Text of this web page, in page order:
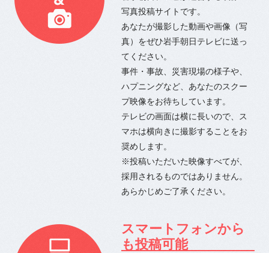
写真投稿サイトです。
あなたが撮影した動画や画像（写
真）をぜひ岩手朝日テレビに送っ
てください。
事件・事故、災害現場の様子や、
ハプニングなど、あなたのスクー
プ映像をお待ちしています。
テレビの画面は横に長いので、ス
マホは横向きに撮影することをお
奨めします。
※投稿いただいた映像すべてが、
採用されるものではありません。
あらかじめご了承ください。
スマートフォンから
も投稿可能